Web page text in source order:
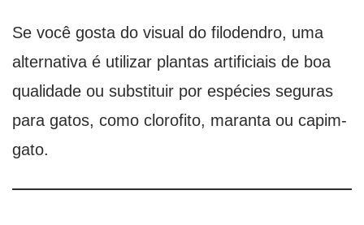
Se você gosta do visual do filodendro, uma
alternativa é utilizar plantas artificiais de boa
qualidade ou substituir por espécies seguras
para gatos, como clorofito, maranta ou capim-
gato.